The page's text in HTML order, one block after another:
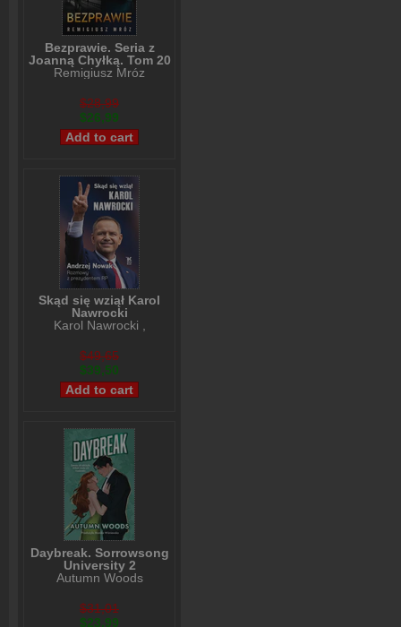
Bezprawie. Seria z
Joanną Chyłką. Tom 20
Remigiusz Mróz
$28,99
$26,99
Skąd się wziął Karol
Nawrocki
Karol Nawrocki
$49,65
$39,50
Daybreak. Sorrowsong
University 2
Autumn Woods
$31,01
$23,99